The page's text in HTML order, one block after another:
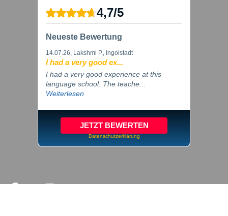
4,7/5
Neueste Bewertung
14.07.26, Lakshmi P., Ingolstadt
I had a very good ex...
I had a very good experience at this
language school. The teache...
Weiterlesen
JETZT BEWERTEN
Datenschutzerklärung